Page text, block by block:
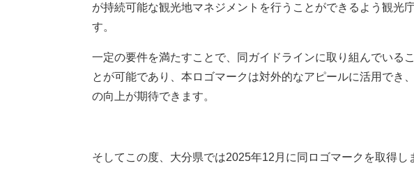
が持続可能な観光地マネジメントを行うことができるよう観光
す。
一定の要件を満たすことで、同ガイドラインに取り組んでいる
とが可能であり、本ロゴマークは対外的なアピールに活用でき
の向上が期待できます。
そしてこの度、大分県では2025年12月に同ロゴマークを取得し